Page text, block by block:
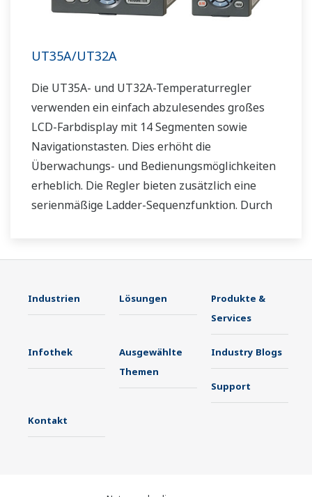
UT35A/UT32A
Die UT35A- und UT32A-Temperaturregler
verwenden ein einfach abzulesendes großes
LCD-Farbdisplay mit 14 Segmenten sowie
Navigationstasten. Dies erhöht die
Überwachungs- und Bedienungsmöglichkeiten
erheblich. Die Regler bieten zusätzlich eine
serienmäßige Ladder-Sequenzfunktion. Durch
unterstützen die UT35A/UT32A-
die Ethernetkommunikation.
Industrien Lösungen
Produkte &
Services
Infothek
Ausgewählte
Themen
Industry Blogs
Support
Kontakt